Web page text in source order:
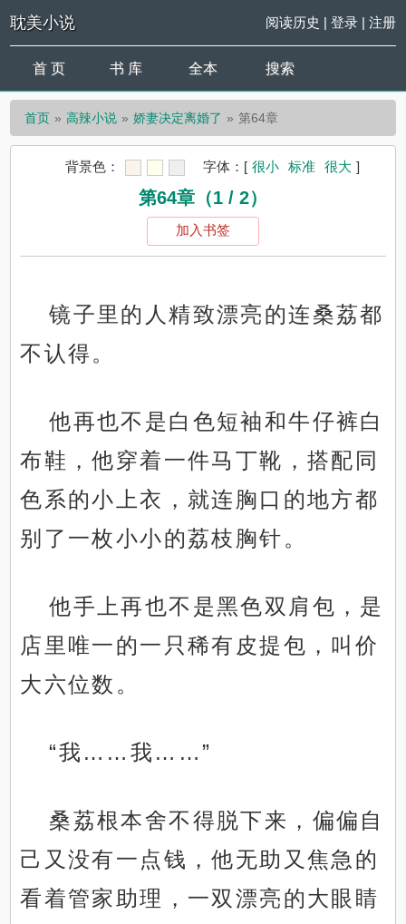
耽美小说 阅读历史 | 登录| 注册
首 页 书 库 全本 搜索
首页 高辣小说 娇妻决定离婚了 第64章
背景色： 字体： [ 很小 标准 很大 ]
第64章（1 / 2）
加入书签
镜子里的人精致漂亮的连桑荔都
不认得。
他再也不是白色短袖和牛仔裤白
布鞋，他穿着一件马丁靴，搭配同
色系的小上衣，就连胸口的地方都
别了一枚小小的荔枝胸针。
他手上再也不是黑色双肩包，是
店里唯一的一只稀有皮提包，叫价
大六位数。
“我……我……”
桑荔根本舍不得脱下来，偏偏自
己又没有一点钱，他无助又焦急的
看着管家助理，一双漂亮的大眼睛